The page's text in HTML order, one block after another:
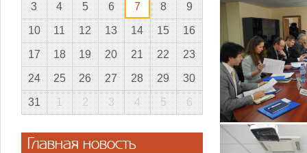
3 4 5 6 7 8 9
10 11 12 13 14 15 16
17 18 19 20 21 22 23
24 25 26 27 28 29 30
31 1 2 3 4 5 6
Главная новость